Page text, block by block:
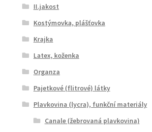
II.jakost
Kostýmovka, plášťovka
Krajka
Latex, koženka
Organza
Pajetkové (flitrové) látky
Plavkovina (lycra), funkční materiály
Canale (žebrovaná plavkovina)